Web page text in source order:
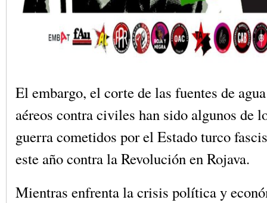
El embargo, el corte de las fuentes de
aéreos contra civiles han sido algunos de
guerra cometidos por el Estado turco
este año contra la Revolución en Rojava.
Mientras enfrenta la crisis política y